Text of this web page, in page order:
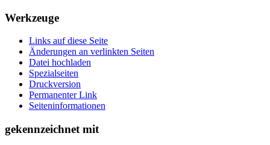
Werkzeuge
Links auf diese Seite
Änderungen an verlinkten Seiten
Datei hochladen
Spezialseiten
Druckversion
Permanenter Link
Seiten­­informationen
gekennzeichnet mit